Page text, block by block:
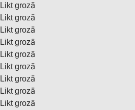
Likt grozā
Likt grozā
Likt grozā
Likt grozā
Likt grozā
Likt grozā
Likt grozā
Likt grozā
Likt grozā